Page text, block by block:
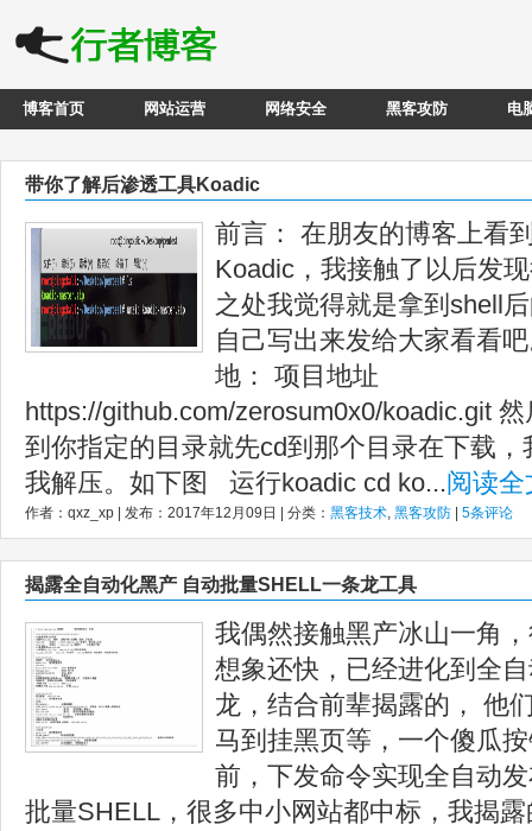
博客首页 网站运营 网络安全 黑客攻防 电
带你了解后渗透工具Koadic
前言： 在朋友的博客上看
Koadic，我接触了以后发
之处我觉得就是拿到shell
自己写出来发给大家看看
地： 项目地址
https://github.com/zerosum0x0/koadic.git
到你指定的目录就先cd到那个目录在下载
我解压。如下图 运行koadic cd ko...阅读全
作者：qxz_xp | 发布：2017年12月09日 | 分类： 黑客技术, 黑客攻防 5条评论
揭露全自动化黑产 自动批量SHELL一条龙工具
我偶然接触黑产冰山一角
想象还快，已经进化到全
龙，结合前辈揭露的， 他
马到挂黑页等，一个傻瓜
前，下发命令实现全自动
批量SHELL，很多中小网站都中标，我揭